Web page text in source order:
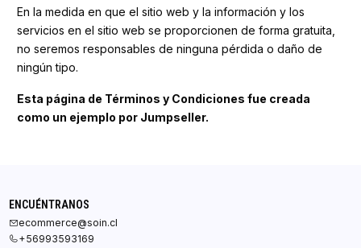
En la medida en que el sitio web y la información y los
servicios en el sitio web se proporcionen de forma gratuita,
no seremos responsables de ninguna pérdida o daño de
ningún tipo.
Esta página de Términos y Condiciones fue creada
como un ejemplo por Jumpseller.
ENCUÉNTRANOS
ecommerce@soin.cl
+56993593169